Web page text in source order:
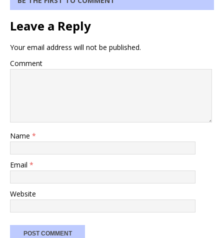
Leave a Reply
Your email address will not be published.
Comment
Name *
Email *
Website